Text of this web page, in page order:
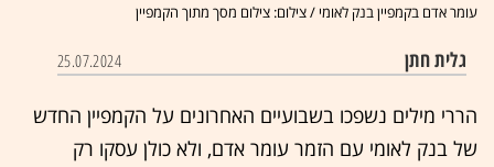
עומר אדם בקמפיין בנק לאומי / צילום: צילום מסך מתוך הקמפיין
גלית חתן 25.07.2024
הררי מילים נשפכו בשבועיים האחרונים על הקמפיין החדש
של בנק לאומי עם הזמר עומר אדם, ולא כולן עסקו רק